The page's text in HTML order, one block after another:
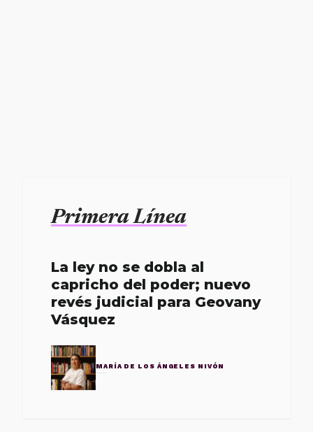
Primera Línea
La ley no se dobla al
capricho del poder; nuevo
revés judicial para Geovany
Vásquez
MARÍA DE LOS ÁNGELES NIVÓN